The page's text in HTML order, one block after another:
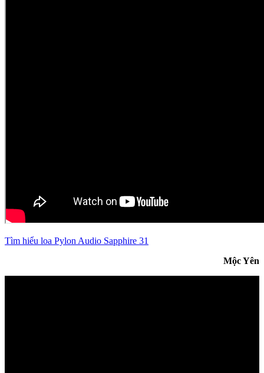
Tìm hiểu loa Pylon Audio Sapphire 31
Mộc Yên